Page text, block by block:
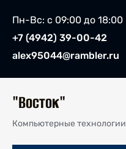
Пн-Вс: с 09:00 до 18:00
+7 (4942) 39-00-42
alex95044@rambler.ru
"Восток"
Компьютерные технологии